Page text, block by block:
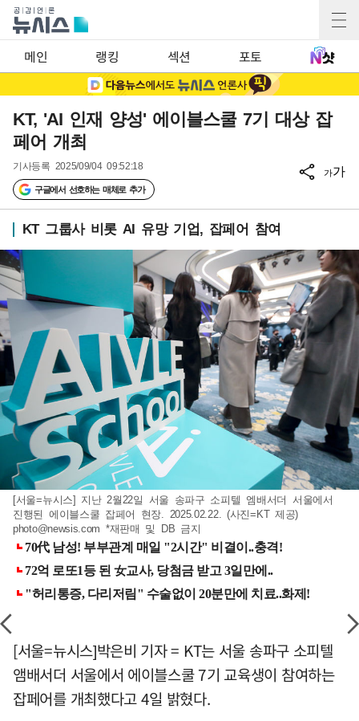
메인 랭킹 섹션 포토
KT, 'AI 인재 양성' 에이블스쿨 7기 대상 잡
페어 개최
기사등록 2025/09/04 09:52:18
구글에서 선호하는 매체로 추가
가가
KT 그룹사 비롯 AI 유망 기업, 잡페어 참여
[서울=뉴시스] 지난 2월22일 서울 송파구 소피텔 엠배서더 서울에서
진행된 에이블스쿨 잡페어 현장. 2025.02.22. (사진=KT 제공)
photo@newsis.com *재판매 및 DB 금지
[서울=뉴시스]박은비 기자 = KT는 서울 송파구 소피텔
앰배서더 서울에서 에이블스쿨 7기 교육생이 참여하는
잡페어를 개최했다고 4일 밝혔다.